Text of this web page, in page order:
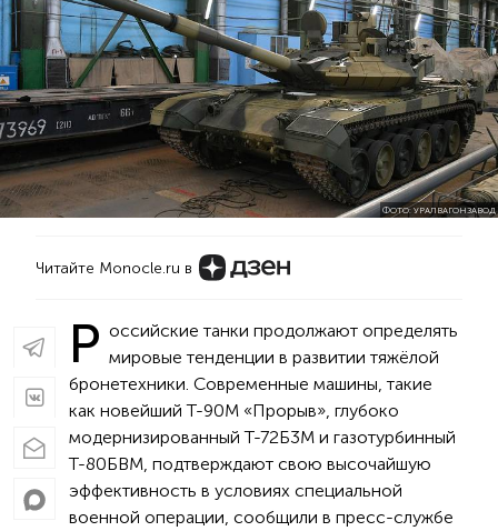
ФОТО: УРАЛВАГОНЗАВОД
Читайте Monocle.ru в
Р оссийские танки продолжают определять
мировые тенденции в развитии тяжёлой
бронетехники. Современные машины, такие
как новейший Т-90М «Прорыв», глубоко
модернизированный Т-72Б3М и газотурбинный
Т-80БВМ, подтверждают свою высочайшую
эффективность в условиях специальной
военной операции, сообщили в пресс-службе